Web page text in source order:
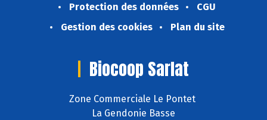
Protection des données
CGU
Gestion des cookies
Plan du site
Biocoop Sarlat
Zone Commerciale Le Pontet
La Gendonie Basse